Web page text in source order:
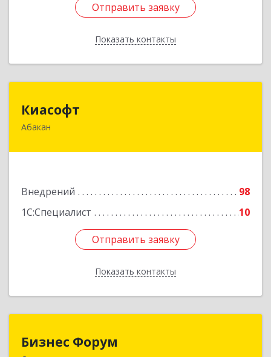
Отправить заявку
Показать контакты
Отправить заявку
Назад
Киасофт
Абакан
Внедрений
98
1С:Специалист
10
Отправить заявку
Показать контакты
655017, Хакасия Респ, Абакан г, Ивана Ярыгина
Отправить заявку
Назад
Бизнес Форум